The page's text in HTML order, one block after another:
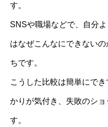
す。
SNSや職場などで、自分
はなぜこんなにできない
ちです。
こうした比較は簡単にで
かりが気付き、失敗のシ
す。